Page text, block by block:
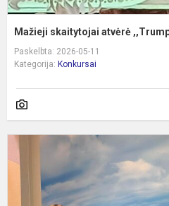
Mažieji skaitytojai atvėrė
Paskelbta: 2026-05-11
Kategorija: Konkursai